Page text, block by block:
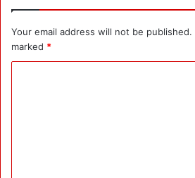
Your email address will not be published.
marked *